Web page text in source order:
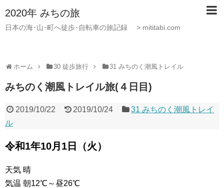
2020年 みちの旅
日本の海･山･町へ徒歩･自転車の旅記録 > mititabi.com
ホーム 30 徒歩旅行 31 みちのく潮風トレイル
みちのく潮風トレイル旅(４日目)
2019/10/22 2019/10/24
31 みちのく潮風トレイ
ル
令和1年10月1日（火）
天気 晴
気温 朝12℃～昼26℃